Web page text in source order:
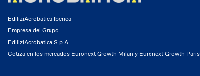
EdiliziAcrobatica Iberica
Empresa del Grupo
EdiliziAcrobatica S.p.A
Cotiza en los mercados Euronext Growth Milan y Euronext Growth Paris